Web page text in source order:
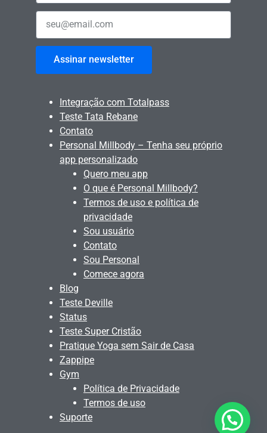
Assinar newsletter
Integração com Totalpass
Teste Tata Rebane
Contato
Personal Millbody – Tenha seu próprio
app personalizado
Quero meu app
O que é Personal Millbody?
Termos de uso e política de
privacidade
Sou usuário
Contato
Sou Personal
Comece agora
Blog
Teste Deville
Status
Teste Super Cristão
Pratique Yoga sem Sair de Casa
Zappipe
Gym
Política de Privacidade
Termos de uso
Suporte